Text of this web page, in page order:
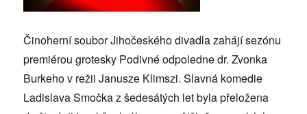
Činoherní soubor Jihočeského divadla zahájí sezónu
premiérou grotesky Podivné odpoledne dr. Zvonka
Burkeho v režii Janusze Klimszi. Slavná komedie
Ladislava Smočka z šedesátých let byla přeložena